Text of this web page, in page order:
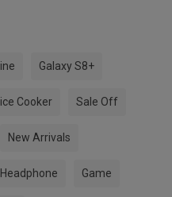
Galaxy S8+
Cooker Sale Off
New Arrivals
Headphone Game